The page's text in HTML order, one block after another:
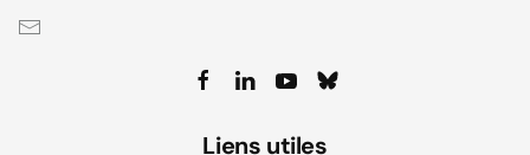
Liens utiles